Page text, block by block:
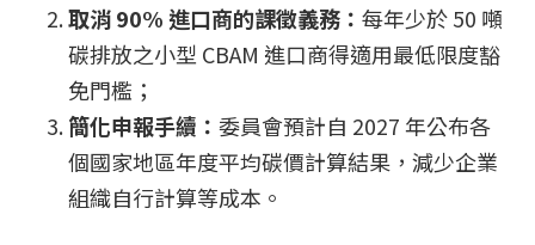
取消 90% 進口商的課徵義務： 每年少於 50 噸
碳排放之小型 CBAM 進口商得適用最低限度豁
免門檻；
簡化申報手續： 委員會預計自 2027 年公布各
個國家地區年度平均碳價計算結果，減少企業
組織自行計算等成本。